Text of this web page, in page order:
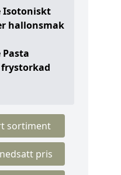
Isotoniskt
hallonsmak
Pasta
sortiment
pris